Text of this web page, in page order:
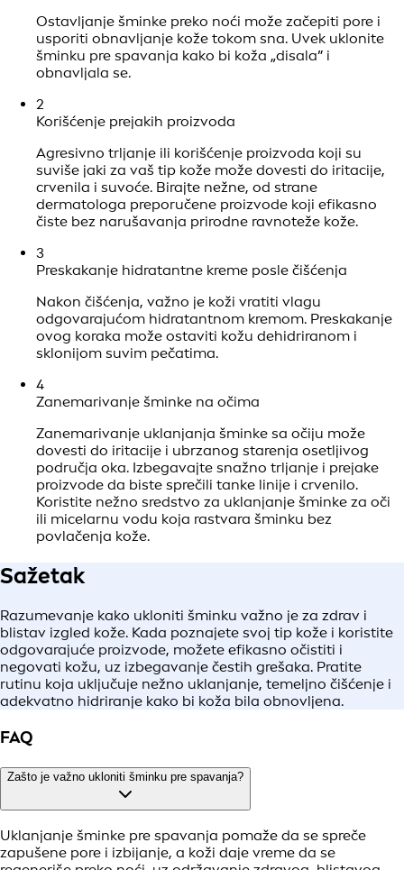
Ostavljanje šminke preko noći može začepiti pore i
usporiti obnavljanje kože tokom sna. Uvek uklonite
šminku pre spavanja kako bi koža „disala” i
obnavljala se.
2
Korišćenje prejakih proizvoda
Agresivno trljanje ili korišćenje proizvoda koji su
suviše jaki za vaš tip kože može dovesti do iritacije,
crvenila i suvoće. Birajte nežne, od strane
dermatologa preporučene proizvode koji efikasno
čiste bez narušavanja prirodne ravnoteže kože.
3
Preskakanje hidratantne kreme posle čišćenja
Nakon čišćenja, važno je koži vratiti vlagu
odgovarajućom hidratantnom kremom. Preskakanje
ovog koraka može ostaviti kožu dehidriranom i
sklonijom suvim pečatima.
4
Zanemarivanje šminke na očima
Zanemarivanje uklanjanja šminke sa očiju može
dovesti do iritacije i ubrzanog starenja osetljivog
područja oka. Izbegavajte snažno trljanje i prejake
proizvode da biste sprečili tanke linije i crvenilo.
Koristite nežno sredstvo za uklanjanje šminke za oči
ili micelarnu vodu koja rastvara šminku bez
povlačenja kože.
Sažetak
Razumevanje kako ukloniti šminku važno je za zdrav i
blistav izgled kože. Kada poznajete svoj tip kože i koristite
odgovarajuće proizvode, možete efikasno očistiti i
negovati kožu, uz izbegavanje čestih grešaka. Pratite
rutinu koja uključuje nežno uklanjanje, temeljno čišćenje i
adekvatno hidriranje kako bi koža bila obnovljena.
FAQ
Zašto je važno ukloniti šminku pre spavanja?
Uklanjanje šminke pre spavanja pomaže da se spreče
zapušene pore i izbijanje, a koži daje vreme da se